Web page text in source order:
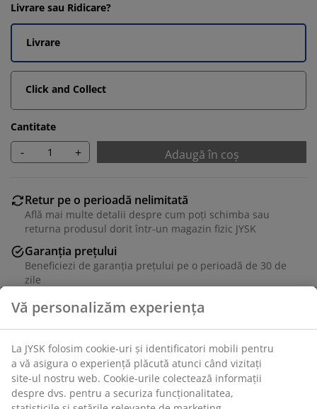
Livrare sau Ridicare?
Livrare
Click and Collect
Cantitate
- + Adaugă în coș
Retur pe o perioadă nelimitată
Află mai multe detalii despre cum poți schimba sau
returna produsul dorit într-un magazin fizic JYSK
Garanția prețului
Beneficiezi de garanția prețului pe o perioadă de 30 de
zile
Opțiuni flexibile de livrare
Alege varianta de livrare care ți se potrivește cel mai
bine
Unitate de stoc: 4541136